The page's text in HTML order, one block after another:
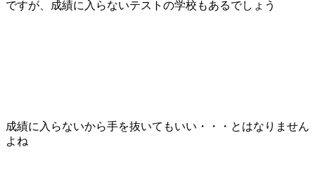
ですが、成績に入らないテストの学校もあるでしょう
成績に入らないから手を抜いてもいい・・・とはなりません
よね